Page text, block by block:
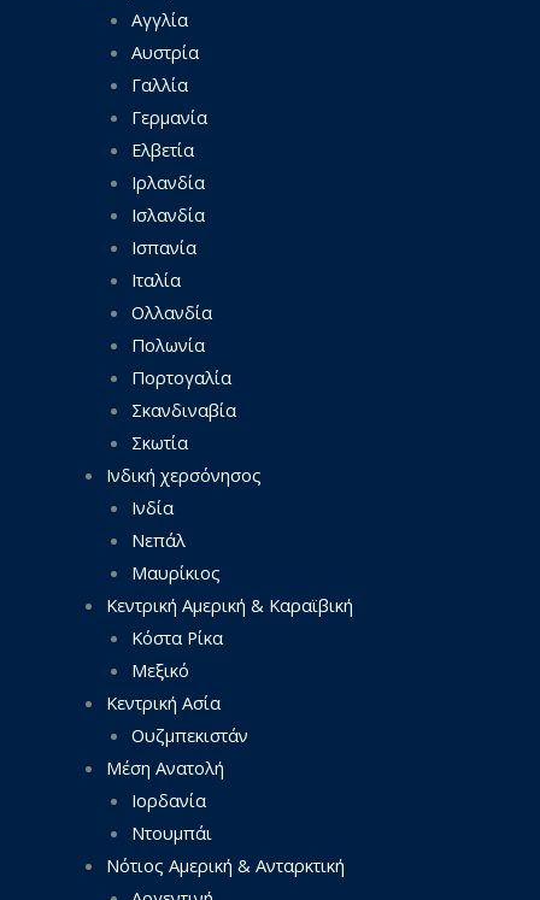
Αγγλία
Αυστρία
Γαλλία
Γερμανία
Ελβετία
Ιρλανδία
Ισλανδία
Ισπανία
Ιταλία
Ολλανδία
Πολωνία
Πορτογαλία
Σκανδιναβία
Σκωτία
Ινδική χερσόνησος
Ινδία
Νεπάλ
Μαυρίκιος
Κεντρική Αμερική & Καραϊβική
Κόστα Ρίκα
Μεξικό
Κεντρική Ασία
Ουζμπεκιστάν
Μέση Ανατολή
Ιορδανία
Ντουμπάι
Νότιος Αμερική & Ανταρκτική